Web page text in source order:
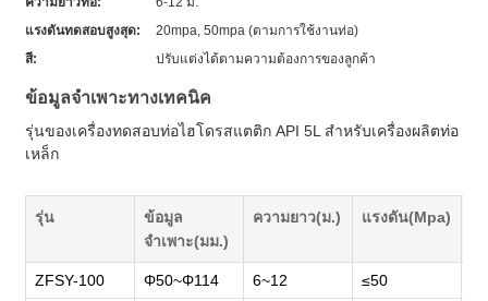
แรงดันทดสอบสูงสุด:
20mpa, 50mpa (ตามการใช้งานท่อ)
สี:
ปรับแต่งได้ตามความต้องการของลูกค้า
ข้อมูลจำเพาะทางเทคนิค
รุ่นของเครื่องทดสอบท่อไฮโดรสแตติก API 5L สำหรับเครื่องผลิตท่อ
เหล็ก
รุ่น
ข้อมูล
จำเพาะ(มม.)
ความยาว(ม.) แรงดัน(Mpa)
ZFSY-100 Φ50~Φ114 6~12 ≤50